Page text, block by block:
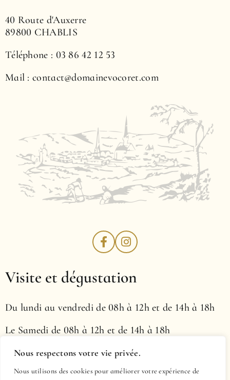
Nous respectons votre vie privée.
Nous utilisons des cookies pour améliorer votre expérience de
40 Route d'Auxerre
89800 CHABLIS
Téléphone : 03 86 42 12 53
Mail : contact@domainevocoret.com
Visite et dégustation
Du lundi au vendredi de 08h à 12h et de 14h à 18h
Le Samedi de 08h à 12h et de 14h à 18h
Le dimanche, de 10h00 à 13h00